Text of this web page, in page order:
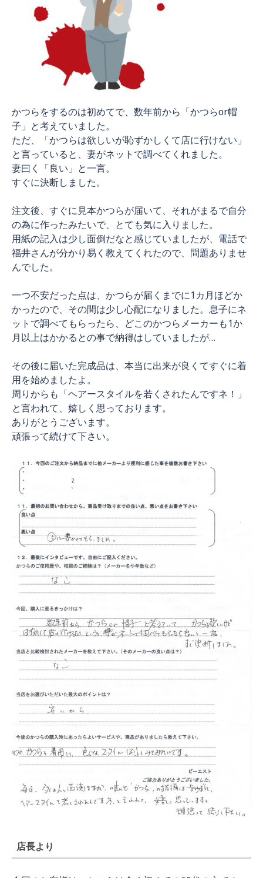
かつらをするのは初めてで、数年前から「かつらor帽
子」と考えていました。
ただ、「かつらは欲しいが恥ずかしくて店に行けない」
と言っていると、妻がネットで調べてくれました。
妻曰く「良い」と一言。
すぐに決断しました。
注文後、すぐに見本かつらが届いて、それがまるで自分
の為に作ったみたいで、とても気に入りました。
用紙の記入は少し面倒だなと感じていましたが、電話で
福井さんが分かり易く教えてくれたので、問題ありませ
んでした。
一つ不安だった点は、かつらが届くまでに1カ月ほどか
かったので、その間は少し心配になりました。息子にネ
ットで調べてもらったら、どこのかつらメーカーも1か
月以上はかかるとの事で納得はしていましたが…
その後に届いた完成品は、本当に出来が良くてすぐに着
用を始めましたよ。
周りからも「ヘアースタイルを若くされたんですネ！」
と言われて、嬉しく思っております。
ありがとうございます。
頑張って続けて下さい。
店長より